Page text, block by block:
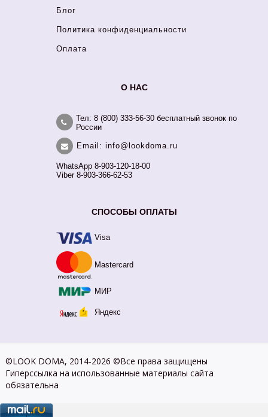
Блог
Политика конфиденциальности
Оплата
О НАС
Тел: 8 (800) 333-56-30 бесплатный звонок по
России
Email: info@lookdoma.ru
WhatsApp 8-903-120-18-00
Viber 8-903-366-62-53
СПОСОБЫ ОПЛАТЫ
Visa
Mastercard
МИР
Яндекс
©LOOK DOMA, 2014-2026 ©Все права защищены
Гиперссылка на использованные материалы сайта
обязательна